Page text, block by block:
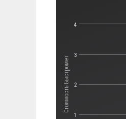
Стоимость Быстромет
1
2
3
4